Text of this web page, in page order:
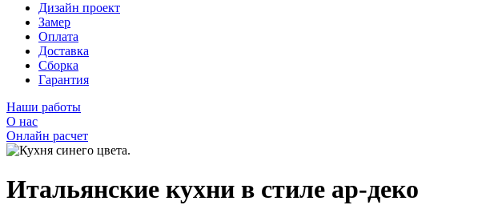
Дизайн проект
Замер
Оплата
Доставка
Сборка
Гарантия
Наши работы
О нас
Онлайн расчет
Итальянские кухни в стиле ар-деко